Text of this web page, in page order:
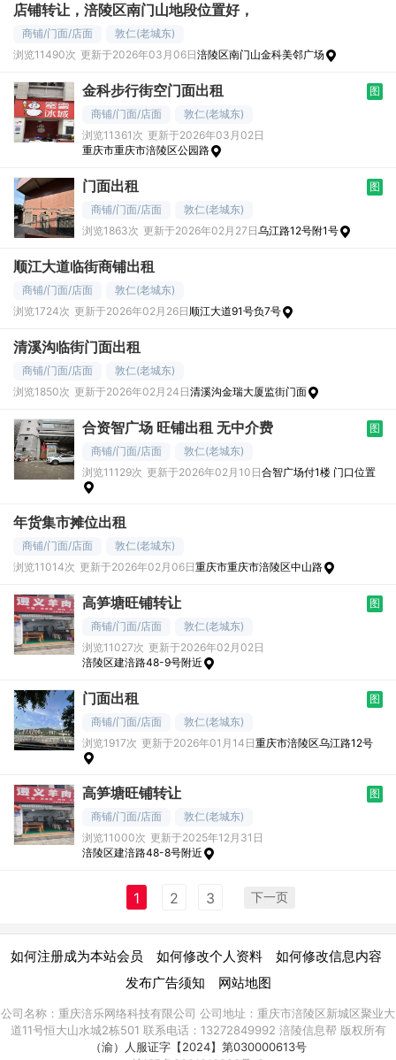
店铺转让，涪陵区南门山地段位置好，
商铺/门面/店面
敦仁(老城东)
浏览11490次 更新于2026年03月06日涪陵区南门山金科美邻广场
金科步行街空门面出租
图
商铺/门面/店面
敦仁(老城东)
浏览11361次 更新于2026年03月02日
重庆市重庆市涪陵区公园路
门面出租
图
商铺/门面/店面
敦仁(老城东)
浏览1863次 更新于2026年02月27日乌江路12号附1号
顺江大道临街商铺出租
商铺/门面/店面
敦仁(老城东)
浏览1724次 更新于2026年02月26日顺江大道91号负7号
清溪沟临街门面出租
商铺/门面/店面
敦仁(老城东)
浏览1850次 更新于2026年02月24日清溪沟金瑞大厦监街门面
合资智广场 旺铺出租 无中介费
图
商铺/门面/店面
敦仁(老城东)
浏览11129次 更新于2026年02月10日合智广场付1楼 门口位置
年货集市摊位出租
商铺/门面/店面
敦仁(老城东)
浏览11014次 更新于2026年02月06日重庆市重庆市涪陵区中山路
高笋塘旺铺转让
图
商铺/门面/店面
敦仁(老城东)
浏览11027次 更新于2026年02月02日
涪陵区建涪路48-9号附近
门面出租
图
商铺/门面/店面
敦仁(老城东)
浏览1917次 更新于2026年01月14日重庆市涪陵区乌江路12号
高笋塘旺铺转让
图
商铺/门面/店面
敦仁(老城东)
浏览11000次 更新于2025年12月31日
涪陵区建涪路48-8号附近
1 2 3 下一页
如何注册成为本站会员 如何修改个人资料 如何修改信息内容
发布广告须知
网站地图
公司名称：重庆涪乐网络科技有限公司 公司地址：重庆市涪陵区新城区聚业大
道11号恒大山水城2栋501 联系电话：13272849992 涪陵信息帮 版权所有
（渝）人服证字【2024】第030000613号